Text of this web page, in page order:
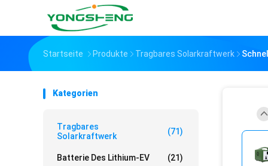
Startseite Produkte Tragbares Solarkraftwerk
Kategorien
Tragbares
Solarkraftwerk
(71)
Batterie Des Lithium-EV (21)